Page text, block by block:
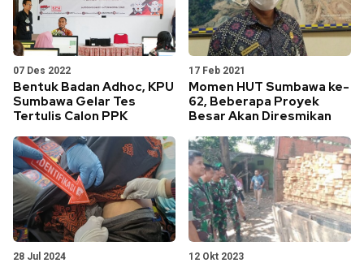
07 Des 2022
Bentuk Badan Adhoc, KPU
Sumbawa Gelar Tes
Tertulis Calon PPK
17 Feb 2021
Momen HUT Sumbawa ke-
62, Beberapa Proyek
Besar Akan Diresmikan
28 Jul 2024 12 Okt 2023